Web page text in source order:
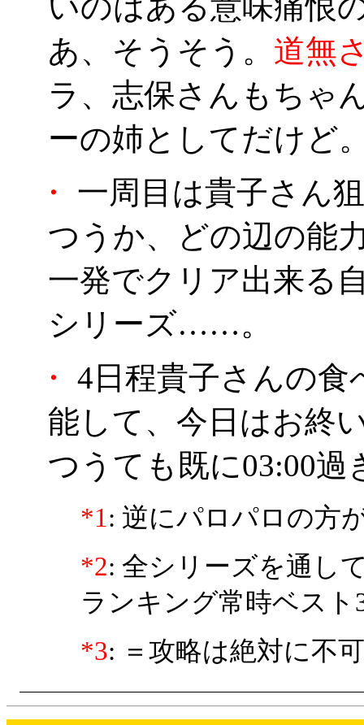
あ、そうそう。 道無
ラ、志保さんもちゃ
ーの姉としてだけど
・
一周目は貴子さん
つうか、どの辺の能
一発でクリア出来る
シリーズ……。
・
4日程貴子さんの
能して、今日はお終
つうても既に03:00
*1: 逆にパロパロの方
*2: 全シリーズを通し
ランキング常時ベスト
*3: ＝攻略は絶対に不